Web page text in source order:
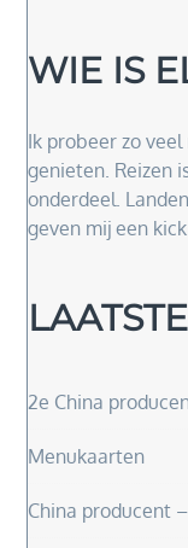
WIE IS
Ik probeer zo
genieten. Reizen
onderdeel.
geven mij een
2e China
Menukaarten
China producent